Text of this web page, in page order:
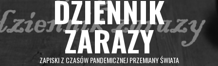
DZIENNIK
ZARAZY
ZAPISKI Z CZASÓW PANDEMICZNEJ PRZEMIANY ŚWIATA